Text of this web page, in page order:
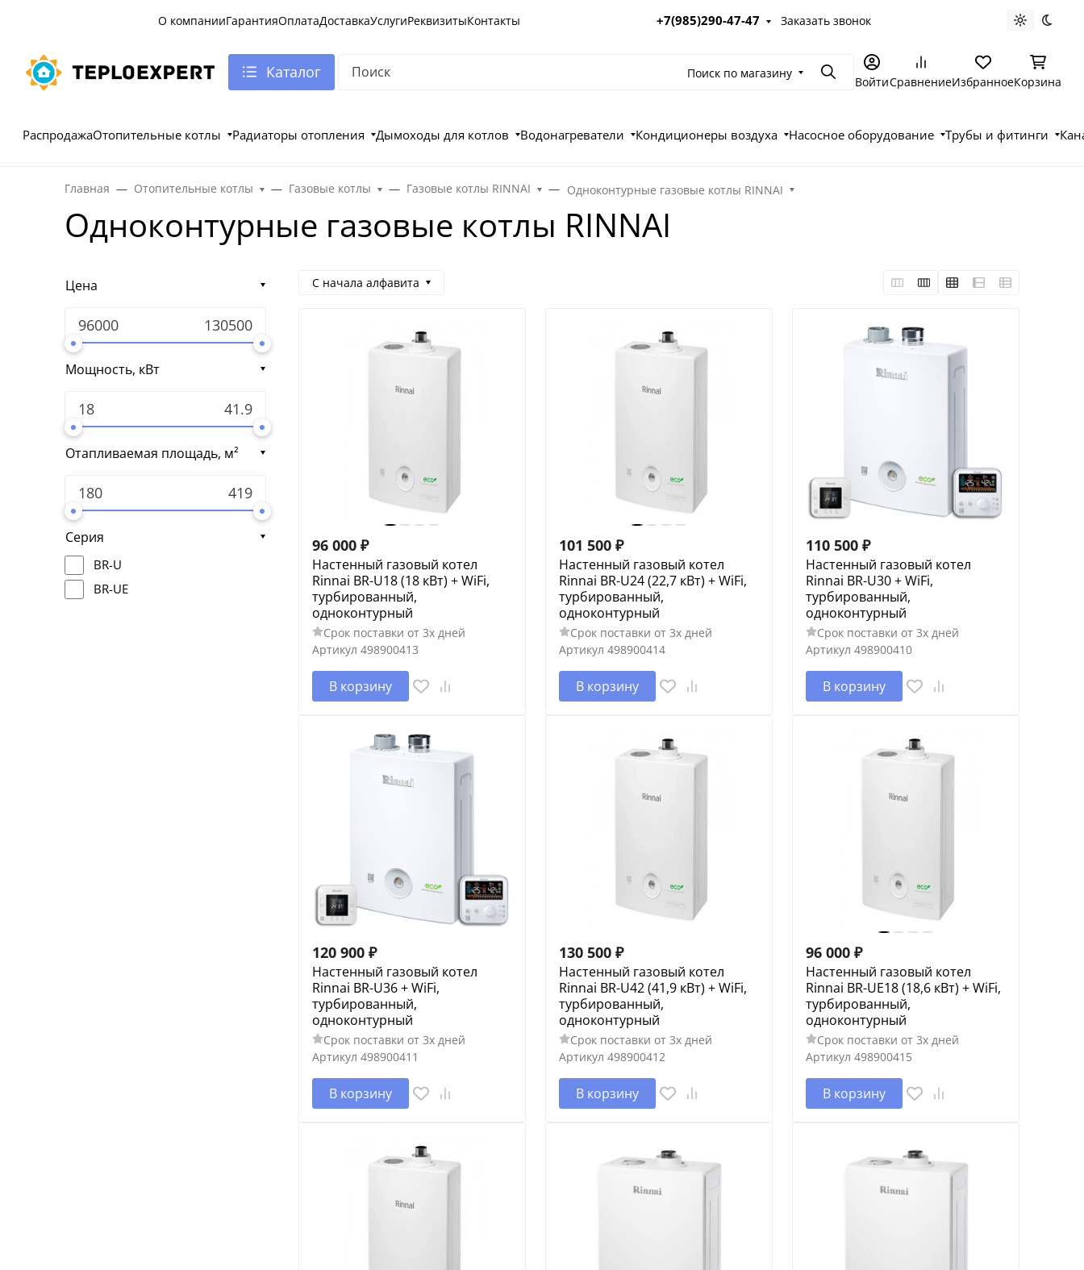
О компанииГарантияОплатаДоставкаУслугиРеквизитыКонтакты +7(985)290-47-47 Заказать звонок Светлая
Каталог Поиск по магазину ПоискВойтиСравнениеИзбранноеКорзина
РаспродажаОтопительные котлы Радиаторы отопления Дымоходы для котлов Водонагреватели Кондиционеры воздуха Насосное оборудование Трубы и фитинги
Главная Отопительные котлы Газовые котлы Газовые котлы RINNAI Одноконтурные газовые котлы RINNAI
Одноконтурные газовые котлы RINNAI
Цена
Мощность, кВт
Отапливаемая площадь, м²
Серия
BR-U
BR-UE
С начала алфавита
96 000 ₽
Настенный газовый котел
Rinnai BR-U18 (18 кВт) + WiFi,
турбированный,
одноконтурный
Срок поставки от 3х дней
Артикул 498900413
В корзину
101 500 ₽
Настенный газовый котел
Rinnai BR-U24 (22,7 кВт) + WiFi,
турбированный,
одноконтурный
Срок поставки от 3х дней
Артикул 498900414
В корзину
110 500 ₽
Настенный газовый котел
Rinnai BR-U30 + WiFi,
турбированный,
одноконтурный
Срок поставки от 3х дней
Артикул 498900410
В корзину
120 900 ₽
Настенный газовый котел
Rinnai BR-U36 + WiFi,
турбированный,
одноконтурный
Срок поставки от 3х дней
Артикул 498900411
В корзину
130 500 ₽
Настенный газовый котел
Rinnai BR-U42 (41,9 кВт) + WiFi,
турбированный,
одноконтурный
Срок поставки от 3х дней
Артикул 498900412
В корзину
96 000 ₽
Настенный газовый котел
Rinnai BR-UE18 (18,6 кВт) + WiFi,
турбированный,
одноконтурный
Срок поставки от 3х дней
Артикул 498900415
В корзину